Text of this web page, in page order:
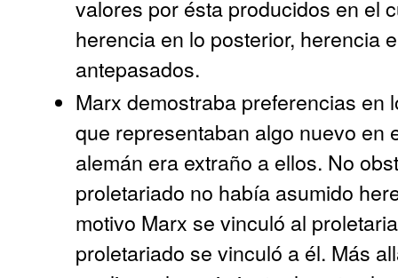
valores por ésta producidos en el
herencia en lo posterior, herencia
antepasados.
Marx demostraba preferencias en
que representaban algo nuevo en
alemán era extraño a ellos. No
proletariado no había asumido
motivo Marx se vinculó al
proletariado se vinculó a él. Más